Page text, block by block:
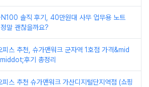
솔직 후기, 40만원대 사무 업무용 노트
말 괜찮을까요?
피스 추천, 슈가맨워크 군자역 1호점 가격&mid
후기 총정리
피스 추천 슈가맨워크 가산디지털단지역점 (쇼핑